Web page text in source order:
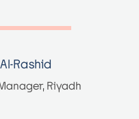
Rashid
Riyadh